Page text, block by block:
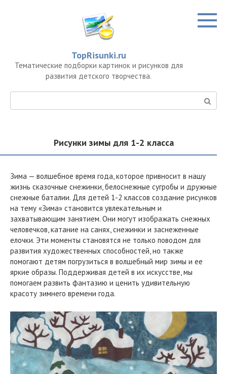
TopRisunki.ru
Тематические подборки картинок и рисунков для
развития детского творчества.
Рисунки зимы для 1-2 класса
Зима — волшебное время года, которое привносит в нашу
жизнь сказочные снежинки, белоснежные сугробы и дружные
снежные баталии. Для детей 1-2 классов создание рисунков
на тему «Зима» становится увлекательным и
захватывающим занятием. Они могут изображать снежных
человечков, катание на санях, снежинки и заснеженные
елочки. Эти моменты становятся не только поводом для
развития художественных способностей, но также
помогают детям погрузиться в волшебный мир зимы и ее
яркие образы. Поддерживая детей в их искусстве, мы
помогаем развить фантазию и ценить удивительную
красоту зимнего времени года.